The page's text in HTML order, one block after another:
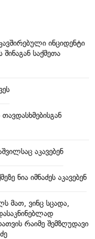
ინციდენტი
საქმეთა
აკავებენ
ნია იმნაძეს აკავებენ
მათ, ვინც სცადა,
რაიმე შემზღუდავი